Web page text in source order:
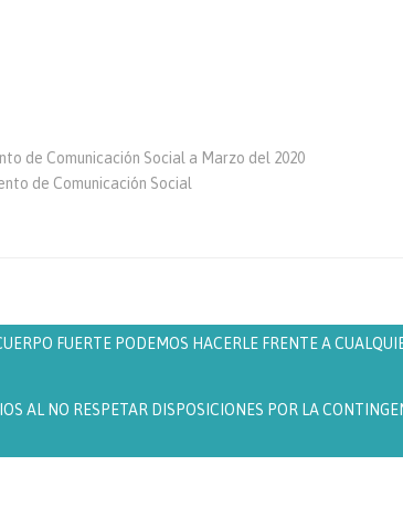
de Comunicación Social a Marzo del 2020
de Comunicación Social
FUERTE PODEMOS HACERLE FRENTE A
AL NO RESPETAR DISPOSICIONES POR LA